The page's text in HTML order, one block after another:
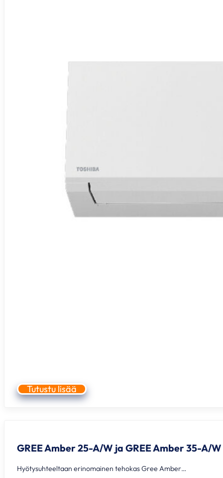
Tutustu lisää
GREE Amber 25-A/W ja GREE Amber 35-A/W
Hyötysuhteeltaan erinomainen tehokas Gree Amber…